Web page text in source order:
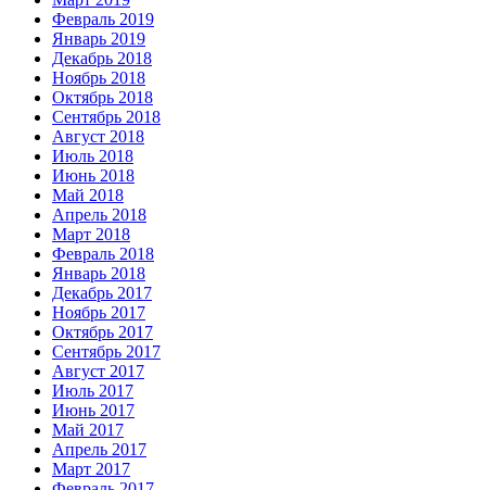
Февраль 2019
Январь 2019
Декабрь 2018
Ноябрь 2018
Октябрь 2018
Сентябрь 2018
Август 2018
Июль 2018
Июнь 2018
Май 2018
Апрель 2018
Март 2018
Февраль 2018
Январь 2018
Декабрь 2017
Ноябрь 2017
Октябрь 2017
Сентябрь 2017
Август 2017
Июль 2017
Июнь 2017
Май 2017
Апрель 2017
Март 2017